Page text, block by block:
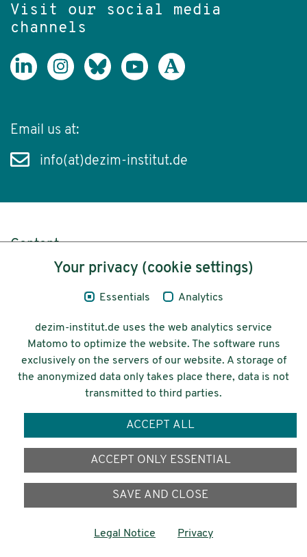
Visit our social media
channels
Email us at:
info(at)dezim-institut.de
Content
Legal Notice
© 2026 Deutsches Zentrum für
Integrations-
und Migrationsforschung DeZIM e.V.
Your privacy (cookie settings)
Essentials Analytics
dezim-institut.de uses the web analytics service
Matomo to optimize the website. The software runs
exclusively on the servers of our website. A storage of
the anonymized data only takes place there, data is not
transmitted to third parties.
ACCEPT ALL
ACCEPT ONLY ESSENTIAL
SAVE AND CLOSE
Legal Notice Privacy